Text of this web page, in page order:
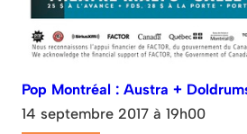
Pop Montréal : Austra +
14 septembre 2017 à 19h00